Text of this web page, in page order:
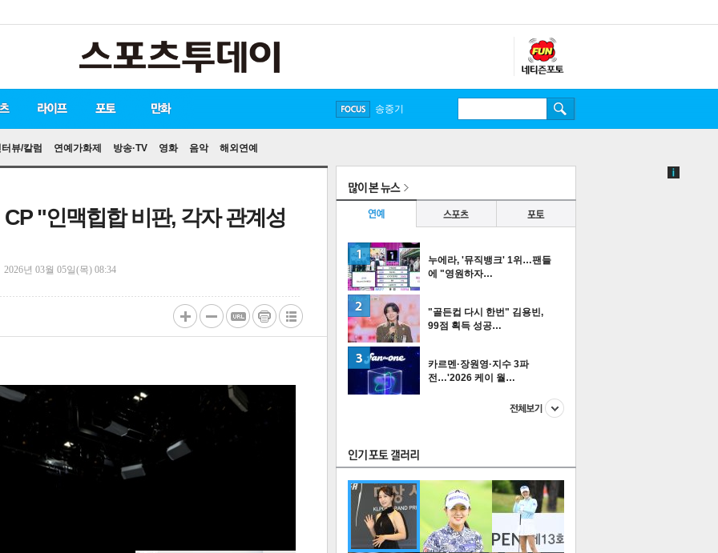
뷰/칼럼 연예가화제 방송·TV 영화 음악 해외연예
FOCUS
송중기
"인맥힙합 비판, 각자 관계성
2026년 03월 05일(목) 08:34
누에라, '뮤직뱅크' 1위…팬들
에 "영원하자…
"골든컵 다시 한번" 김용빈,
99점 획득 성공…
카르멘·장원영·지수 3파
전…'2026 케이 월…